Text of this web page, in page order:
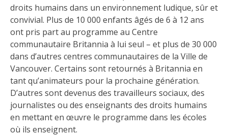
droits humains dans un environnement ludique, sûr et
convivial. Plus de 10 000 enfants âgés de 6 à 12 ans
ont pris part au programme au Centre
communautaire Britannia à lui seul – et plus de 30 000
dans d’autres centres communautaires de la Ville de
Vancouver. Certains sont retournés à Britannia en
tant qu’animateurs pour la prochaine génération.
D’autres sont devenus des travailleurs sociaux, des
journalistes ou des enseignants des droits humains
en mettant en œuvre le programme dans les écoles
où ils enseignent.